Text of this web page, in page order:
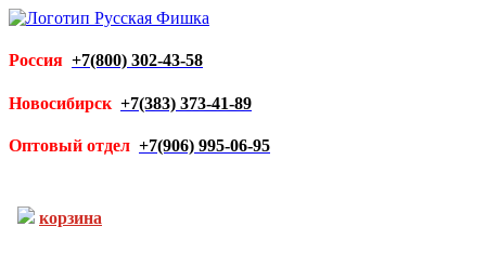
Россия +7(800) 302-43-58
Новосибирск +7(383) 373-41-89
Оптовый отдел +7(906) 995-06-95
корзина